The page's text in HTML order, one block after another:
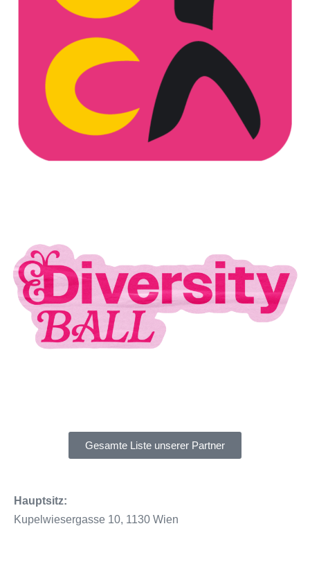
Gesamte Liste unserer Partner
Hauptsitz:
Kupelwiesergasse 10, 1130 Wien